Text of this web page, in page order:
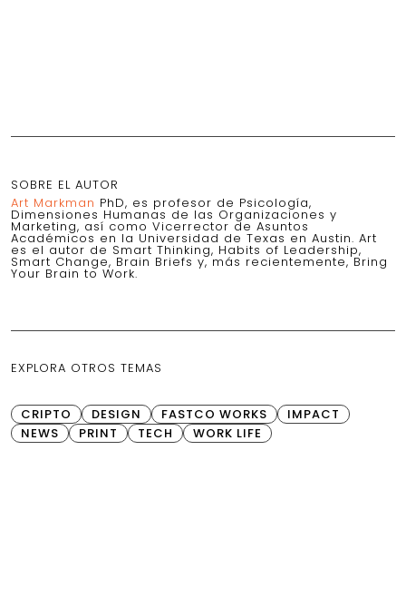
SOBRE EL AUTOR
Art Markman PhD, es profesor de Psicología,
Dimensiones Humanas de las Organizaciones y
Marketing, así como Vicerrector de Asuntos
Académicos en la Universidad de Texas en Austin. Art
es el autor de Smart Thinking, Habits of Leadership,
Smart Change, Brain Briefs y, más recientemente, Bring
Your Brain to Work.
EXPLORA OTROS TEMAS
CRIPTO DESIGN FASTCO WORKS
IMPACT
NEWS
PRINT TECH WORK LIFE